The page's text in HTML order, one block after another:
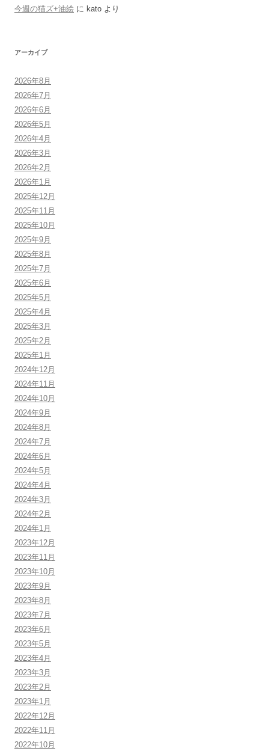
今週の猫ズ+油絵 に kato より
アーカイブ
2026年8月
2026年7月
2026年6月
2026年5月
2026年4月
2026年3月
2026年2月
2026年1月
2025年12月
2025年11月
2025年10月
2025年9月
2025年8月
2025年7月
2025年6月
2025年5月
2025年4月
2025年3月
2025年2月
2025年1月
2024年12月
2024年11月
2024年10月
2024年9月
2024年8月
2024年7月
2024年6月
2024年5月
2024年4月
2024年3月
2024年2月
2024年1月
2023年12月
2023年11月
2023年10月
2023年9月
2023年8月
2023年7月
2023年6月
2023年5月
2023年4月
2023年3月
2023年2月
2023年1月
2022年12月
2022年11月
2022年10月